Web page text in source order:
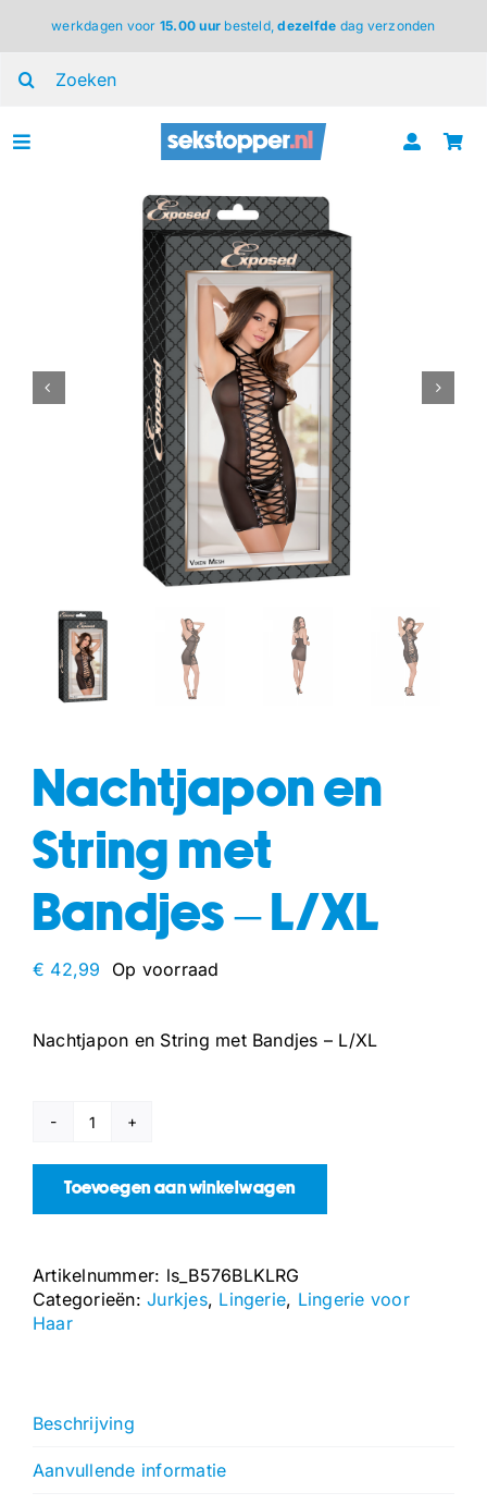
inhoud
werkdagen voor 15.00 uur besteld,dezelfde dag verzonden
Toggle
voor koppels
drogisterij
Nachtjapon en
String met
Bandjes – L/XL
€ 42,99 Op voorraad
Nachtjapon en String met Bandjes – L/XL
Nachtjapon
String
met
L/XL
aantal
Toevoegen aan winkelwagen
Artikelnummer: ls_B576BLKLRG
Categorieën:Jurkjes, Lingerie, Lingerie voor
Haar
Beschrijving
Aanvullende informatie